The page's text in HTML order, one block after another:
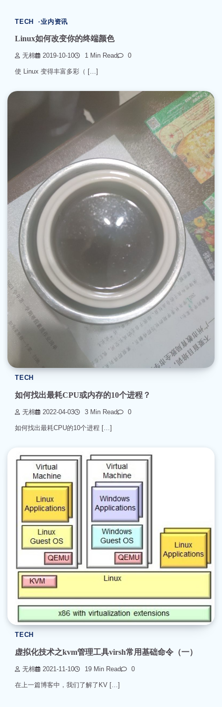
TECH 业内资讯
Linux如何改变你的终端颜色
无棉 2019-10-10 1 Min Read 0
使 Linux 变得丰富多彩（ […]
TECH
如何找出最耗CPU或内存的10个进程？
无棉 2022-04-03 3 Min Read 0
如何找出最耗CPU的10个进程 […]
TECH
虚拟化技术之kvm管理工具virsh常用基础命令（一）
无棉 2021-11-10 19 Min Read 0
在上一篇博客中，我们了解了KV […]